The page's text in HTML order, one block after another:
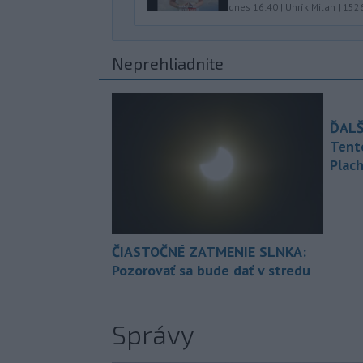
dnes 16:40 | Uhrík Milan |
Neprehliadnite
ČIASTOČNÉ ZATMENIE SLNKA:
Pozorovať sa bude dať v stredu
Správy